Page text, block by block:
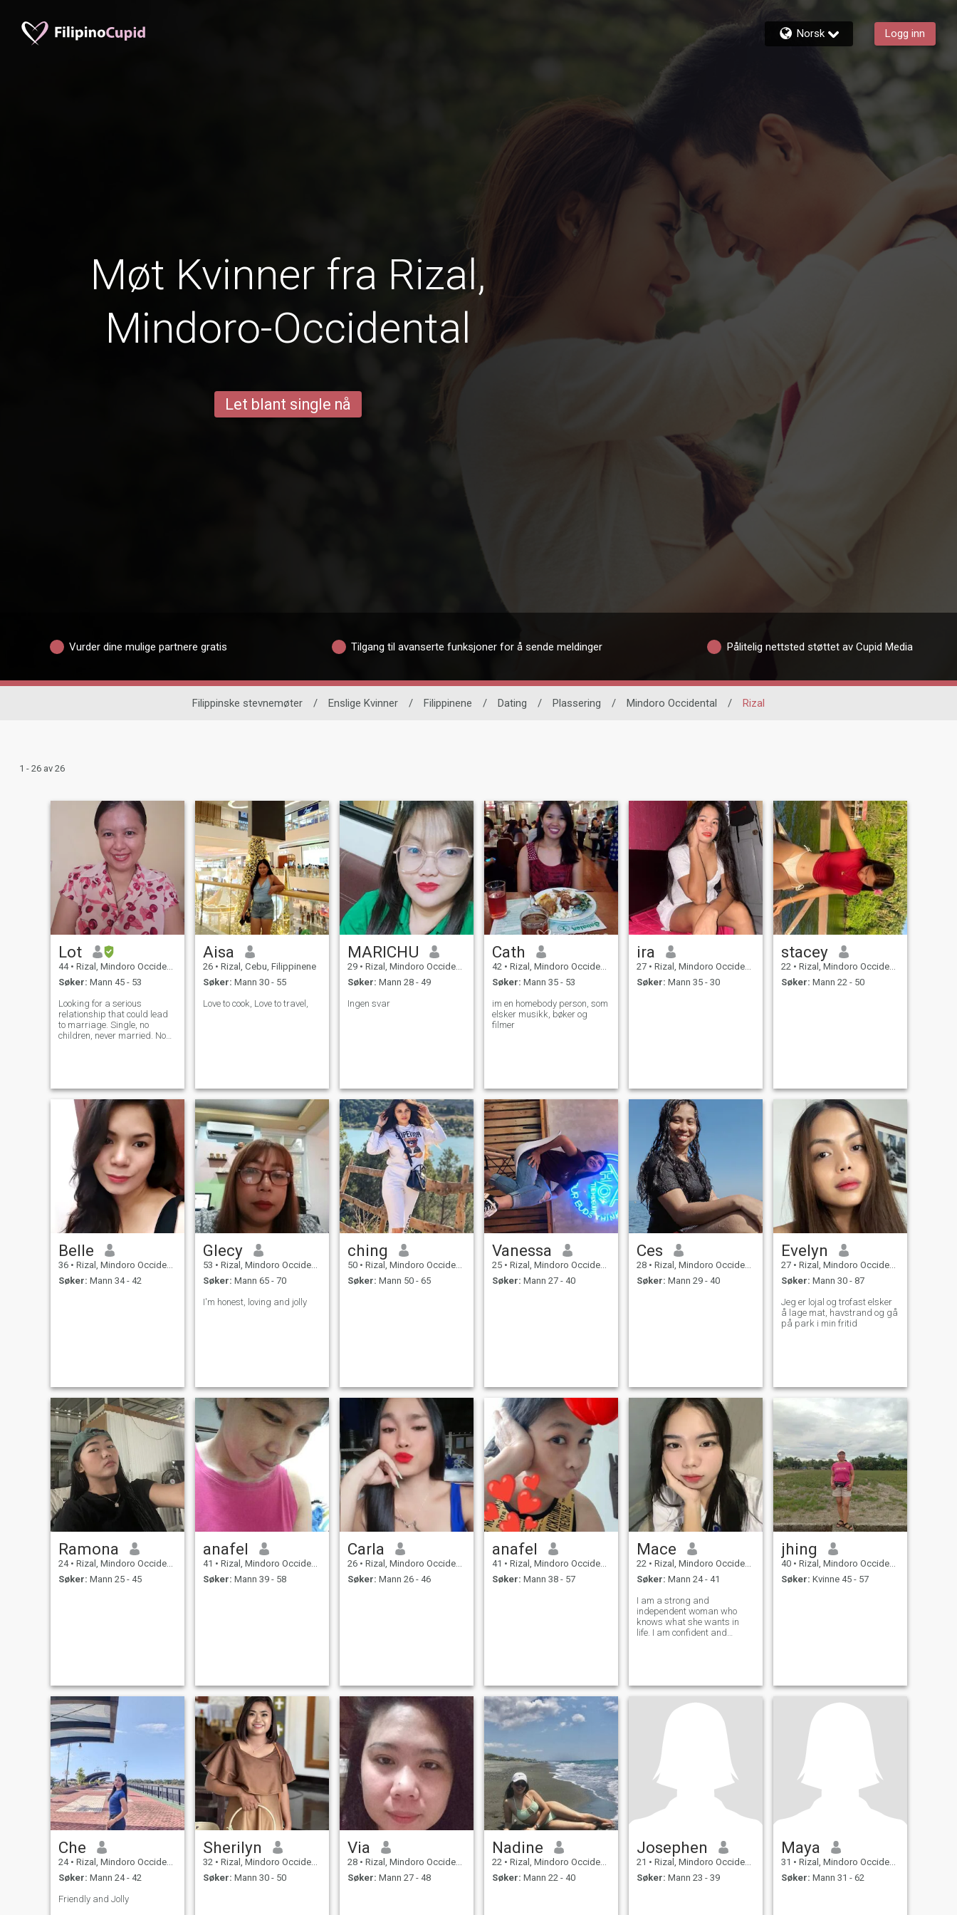
Norsk Logg inn
Møt Kvinner fra Rizal,
Mindoro-Occidental
Let blant single nå
Vurder dine mulige partnere gratis Tilgang til avanserte funksjoner for å sende meldinger Pålitelig nettsted støttet av Cupid Media
Filippinske stevnemøter / Enslige Kvinner / Filippinene / Dating / Plassering / Mindoro Occidental / Rizal
1 - 26 av 26
Lot
44 • Rizal, Mindoro Occidental, Filippinene
Søker: Mann 45 - 53
Looking for a serious
relationship that could lead
to marriage. Single, no
children, never married. Non-
nature, gardening, and
photography.
Aisa
26 • Rizal, Cebu, Filippinene
Søker: Mann 30 - 55
Love to cook, Love to travel,
MARICHU
29 • Rizal, Mindoro Occidental, Filippinene
Søker: Mann 28 - 49
Ingen svar
Cath
42 • Rizal, Mindoro Occidental, Filippinene
Søker: Mann 35 - 53
im en homebody person, som
elsker musikk, bøker og
filmer
ira
27 • Rizal, Mindoro Occidental, Filippinene
Søker: Mann 35 - 30
stacey
22 • Rizal, Mindoro Occidental, Filippinene
Søker: Mann 22 - 50
Belle
36 • Rizal, Mindoro Occidental, Filippinene
Søker: Mann 34 - 42
Glecy
53 • Rizal, Mindoro Occidental, Filippinene
Søker: Mann 65 - 70
I'm honest, loving and jolly
ching
50 • Rizal, Mindoro Occidental, Filippinene
Søker: Mann 50 - 65
Vanessa
25 • Rizal, Mindoro Occidental, Filippinene
Søker: Mann 27 - 40
Ces
28 • Rizal, Mindoro Occidental, Filippinene
Søker: Mann 29 - 40
Evelyn
27 • Rizal, Mindoro Occidental, Filippinene
Søker: Mann 30 - 87
Jeg er lojal og trofast elsker
å lage mat, havstrand og gå
på park i min fritid
Ramona
24 • Rizal, Mindoro Occidental, Filippinene
Søker: Mann 25 - 45
anafel
41 • Rizal, Mindoro Occidental, Filippinene
Søker: Mann 39 - 58
Carla
26 • Rizal, Mindoro Occidental, Filippinene
Søker: Mann 26 - 46
anafel
41 • Rizal, Mindoro Occidental, Filippinene
Søker: Mann 38 - 57
Mace
22 • Rizal, Mindoro Occidental, Filippinene
Søker: Mann 24 - 41
I am a strong and
independent woman who
knows what she wants in
life. I am confident and
always try to see the best in
people. Based on what I ju
jhing
40 • Rizal, Mindoro Occidental, Filippinene
Søker: Kvinne 45 - 57
Che
24 • Rizal, Mindoro Occidental, Filippinene
Søker: Mann 24 - 42
Friendly and Jolly
Sherilyn
32 • Rizal, Mindoro Occidental, Filippinene
Søker: Mann 30 - 50
Via
28 • Rizal, Mindoro Occidental, Filippinene
Søker: Mann 27 - 48
Nadine
22 • Rizal, Mindoro Occidental, Filippinene
Søker: Mann 22 - 40
Josephen
21 • Rizal, Mindoro Occidental, Filippinene
Søker: Mann 23 - 39
Maya
31 • Rizal, Mindoro Occidental, Filippinene
Søker: Mann 31 - 62